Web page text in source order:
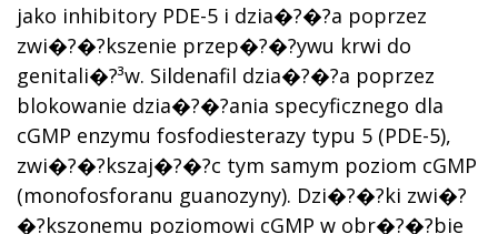
jako inhibitory PDE-5 i dzia�?�?a poprzez
zwi�?�?kszenie przep�?�?ywu krwi do
genitali�?³w. Sildenafil dzia�?�?a poprzez
blokowanie dzia�?�?ania specyficznego dla
cGMP enzymu fosfodiesterazy typu 5 (PDE-5),
zwi�?�?kszaj�?�?c tym samym poziom cGMP
(monofosforanu guanozyny). Dzi�?�?ki zwi�?
�?kszonemu poziomowi cGMP w obr�?�?bie